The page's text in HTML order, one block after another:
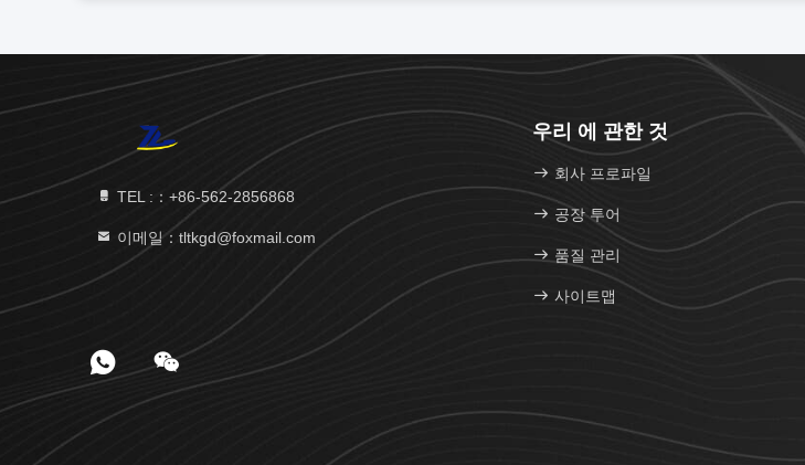
TEL :：+86-562-2856868
이메일：tltkgd@foxmail.com
우리 에 관한 것
회사 프로파일
공장 투어
품질 관리
사이트맵